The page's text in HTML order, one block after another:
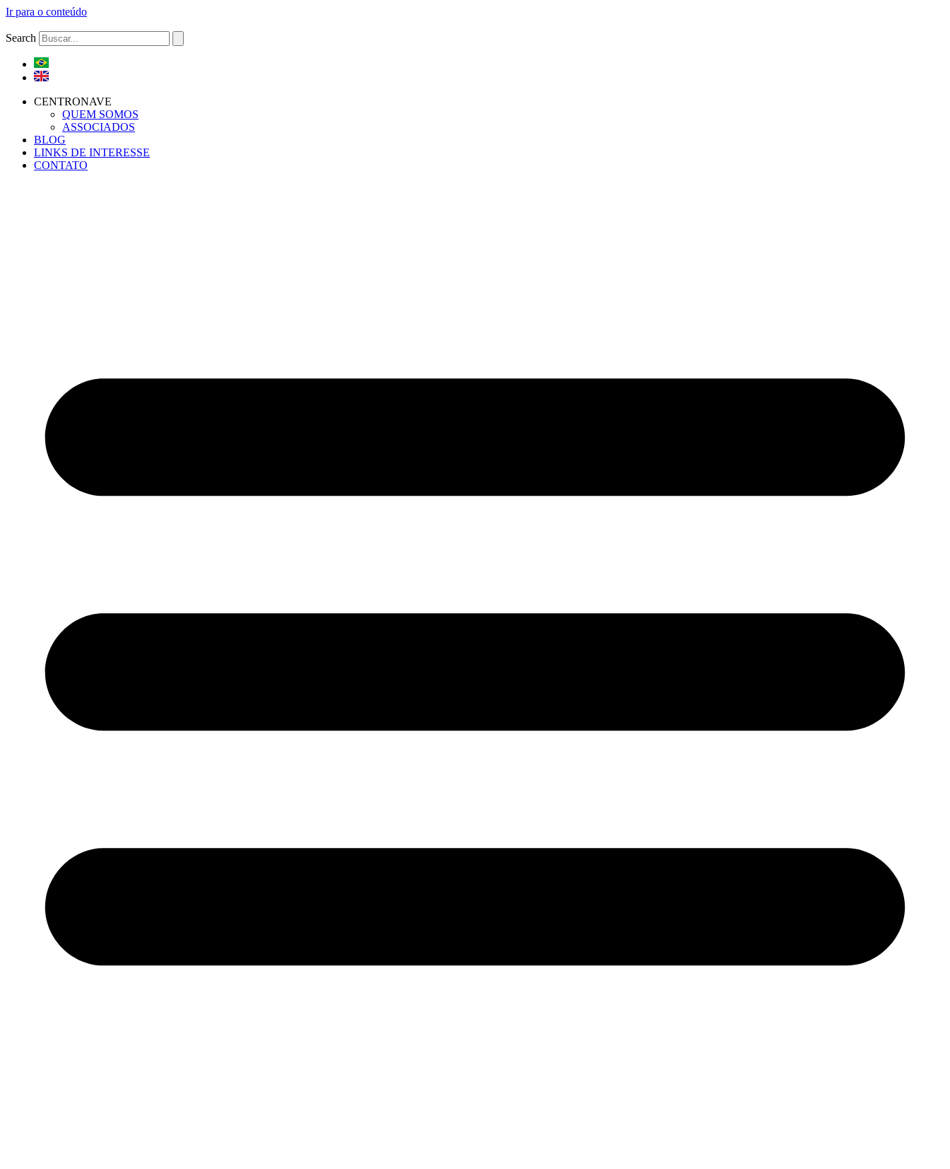
Ir para o conteúdo
Search
CENTRONAVE
QUEM SOMOS
ASSOCIADOS
BLOG
LINKS DE INTERESSE
CONTATO